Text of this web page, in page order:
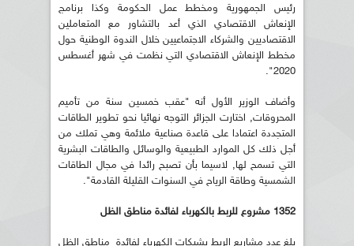
رئيس الجمهورية ومخطط عمل الحكومة وكذا برنامج
الإنعاش الاقتصادي الذي أعد بالتشاور مع المتعاملين
الاقتصاديين والشركاء الاجتماعيين خلال الندوة الوطنية حول
مخطط الإنعاش الاقتصادي التي نظمت في شهر أغسطس
2020".
وأضاف الوزير الأول أنه "عقب خمسين سنة من تأميم
المحروقات, اختارت الجزائر التوجه نهائيا نحو تطوير الطاقات
المتجددة اعتمادا على قاعدة صناعية ملائمة وهي تملك من
أجل ذلك كل الموارد الطبيعية والوسائل والطاقات البشرية
التي تسمح لها, لاسيما بأن تصبح رائدا في مجال الطاقات
الشمسية وطاقة الرياح في السنوات القليلة القادمة".
1352 مشروع للربط بالكهرباء لفائدة مناطق الظل
بلغ عدد مشاريع الربط بشبكات الكهرباء لفائدة مناطق الظل